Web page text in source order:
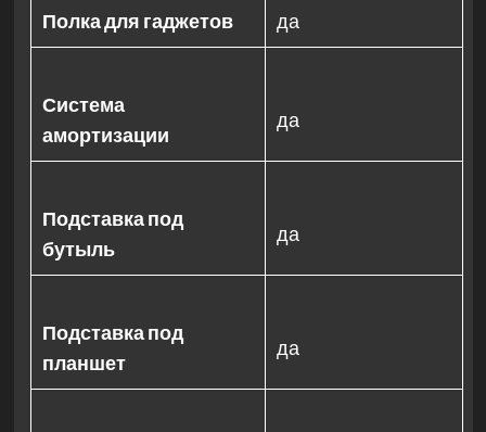
Полка для гаджетов да
Система
амортизации
да
Подставка под
бутыль
да
Подставка под
планшет
да